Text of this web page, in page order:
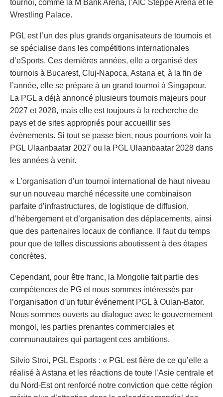
tournoi, comme la M Bank Arena, l’AIC Steppe Arena et le
Wrestling Palace.
PGL est l’un des plus grands organisateurs de tournois et
se spécialise dans les compétitions internationales
d’eSports. Ces dernières années, elle a organisé des
tournois à Bucarest, Cluj-Napoca, Astana et, à la fin de
l’année, elle se prépare à un grand tournoi à Singapour.
La PGL a déjà annoncé plusieurs tournois majeurs pour
2027 et 2028, mais elle est toujours à la recherche de
pays et de sites appropriés pour accueillir ses
événements. Si tout se passe bien, nous pourrions voir la
PGL Ulaanbaatar 2027 ou la PGL Ulaanbaatar 2028 dans
les années à venir.
« L’organisation d’un tournoi international de haut niveau
sur un nouveau marché nécessite une combinaison
parfaite d’infrastructures, de logistique de diffusion,
d’hébergement et d’organisation des déplacements, ainsi
que des partenaires locaux de confiance. Il faut du temps
pour que de telles discussions aboutissent à des étapes
concrètes.
Cependant, pour être franc, la Mongolie fait partie des
compétences de PG et nous sommes intéressés par
l’organisation d’un futur événement PGL à Oulan-Bator.
Nous sommes ouverts au dialogue avec le gouvernement
mongol, les parties prenantes commerciales et
communautaires qui partagent ces ambitions.
Silvio Stroi, PGL Esports : « PGL est fière de ce qu’elle a
réalisé à Astana et les réactions de toute l’Asie centrale et
du Nord-Est ont renforcé notre conviction que cette région